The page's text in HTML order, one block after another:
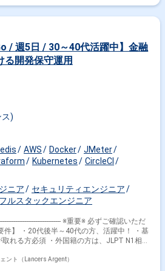
、機能追加もお任せする可能性があります
コミュニケーションを取りながら、タスクを
まだ経験がない技術を習得することへの抵抗
に対しても合理性に基づいた判断、提案が
選考フロー】 書類確認
ださい。またPC等貸与させていただきま
（実働8時間） ・休日 基本は土日・祝
/ 週5日 / 30～40代活躍中】金融
る開発保守運用
)
AWS Docker
JMeter
Kubernetes
CircleCI
ニア
セキュリティエンジニア
フルスタックエンジニア
※重要※ 必ずご確認いただ
れる方必須 ・外国籍の方は、JLPT N1相当
験3年以上必須 ---------------------------------------------
ント（Lancers Argent）